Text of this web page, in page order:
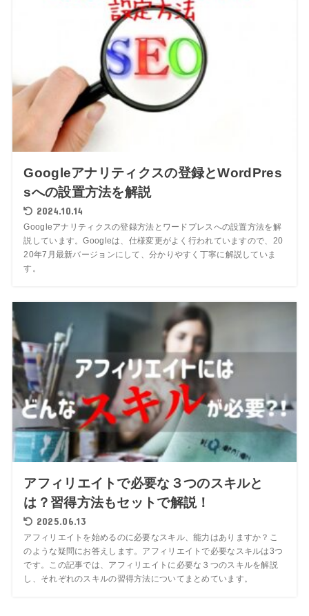
Googleアナリティクスの登録とWordPres
sへの設置方法を解説
2024.10.14
Googleアナリティクスの登録方法とワードプレスへの設置方法を解
説しています。Googleは、仕様変更がよく行われていますので、20
20年7月最新バージョンにして、分かりやすく丁寧に解説していま
す。
アフィリエイトで必要な３つのスキルと
は？習得方法もセットで解説！
2025.06.13
アフィリエイトを始めるのに必要なスキル、能力はありますか？こ
のような疑問にお答えします。アフィリエイトで必要なスキルは3つ
です。この記事では、アフィリエイトに必要な３つのスキルを解説
し、それぞれのスキルの習得方法についてまとめています。